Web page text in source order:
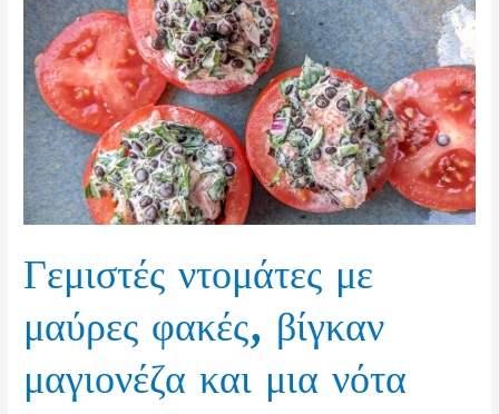
Γεμιστές ντομάτες με
μαύρες φακές, βίγκαν
μαγιονέζα και μια νότα